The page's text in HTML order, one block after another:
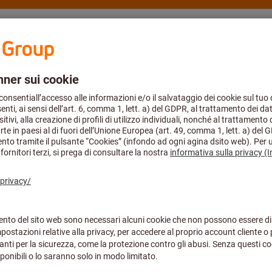
Beratung und Support
Spiralbohrer & Wendeplatten-Vollbohrer Wendeplatten-
den 14. August geschlossen. Sie können Ihre Bestellungen
Artikel-Nr.: U10 01502